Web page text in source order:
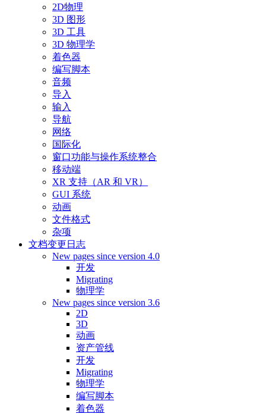
2D物理
3D 图形
3D 工具
3D 物理学
着色器
编写脚本
音频
导入
输入
导航
网络
国际化
窗口功能与操作系统整合
移动端
XR 支持（AR 和 VR）
GUI 系统
动画
文件格式
杂项
文档变更日志
New pages since version 4.0
开发
Migrating
物理学
New pages since version 3.6
2D
3D
动画
资产管线
开发
Migrating
物理学
编写脚本
着色器